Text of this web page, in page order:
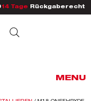
14 Tage Rückgaberecht
MENU